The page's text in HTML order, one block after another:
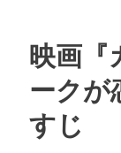
映画『
ークが
すじ